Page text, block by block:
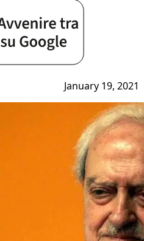
January 19, 2021